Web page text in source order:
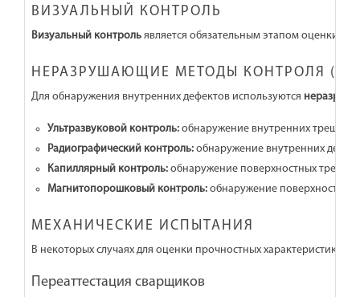
ВИЗУАЛЬНЫЙ КОНТРОЛЬ
Визуальный контроль является обязательным этапом оценки
НЕРАЗРУШАЮЩИЕ МЕТОДЫ КОНТРОЛЯ
Для обнаружения внутренних дефектов используются
Ультразвуковой контроль: обнаружение внутренних трещин
Радиографический контроль: обнаружение внутренних
Капиллярный контроль: обнаружение поверхностных трещин
Магнитопорошковый контроль: обнаружение поверхностных
МЕХАНИЧЕСКИЕ ИСПЫТАНИЯ
В некоторых случаях для оценки прочностных характеристик
Переаттестация сварщиков